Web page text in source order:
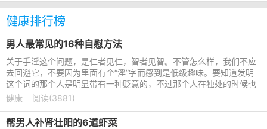
健康排行榜
男人最常见的16种自慰方法
关于手淫这个问题，是仁者见仁，智者见智。不管怎么样，我们不应
去回避它，不要因为里面有个“淫”字而感到是低级趣味。要知道发明
这个词的那个人是明显带有一种贬意的，不过那个人在独处的时候也
许手淫得比谁都起劲
健康 阅读(3881)
帮男人补肾壮阳的6道虾菜